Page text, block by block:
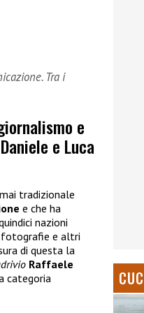
Tra i
e
e Luca
tradizionale
e che ha
nazioni
fotografie e altri
di questa la
Raffaele
categoria